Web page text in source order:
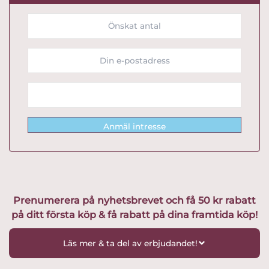
Anmäl intresse
Prenumerera på nyhetsbrevet och få 50 kr rabatt
på ditt första köp & få rabatt på dina framtida köp!
Läs mer & ta del av erbjudandet!